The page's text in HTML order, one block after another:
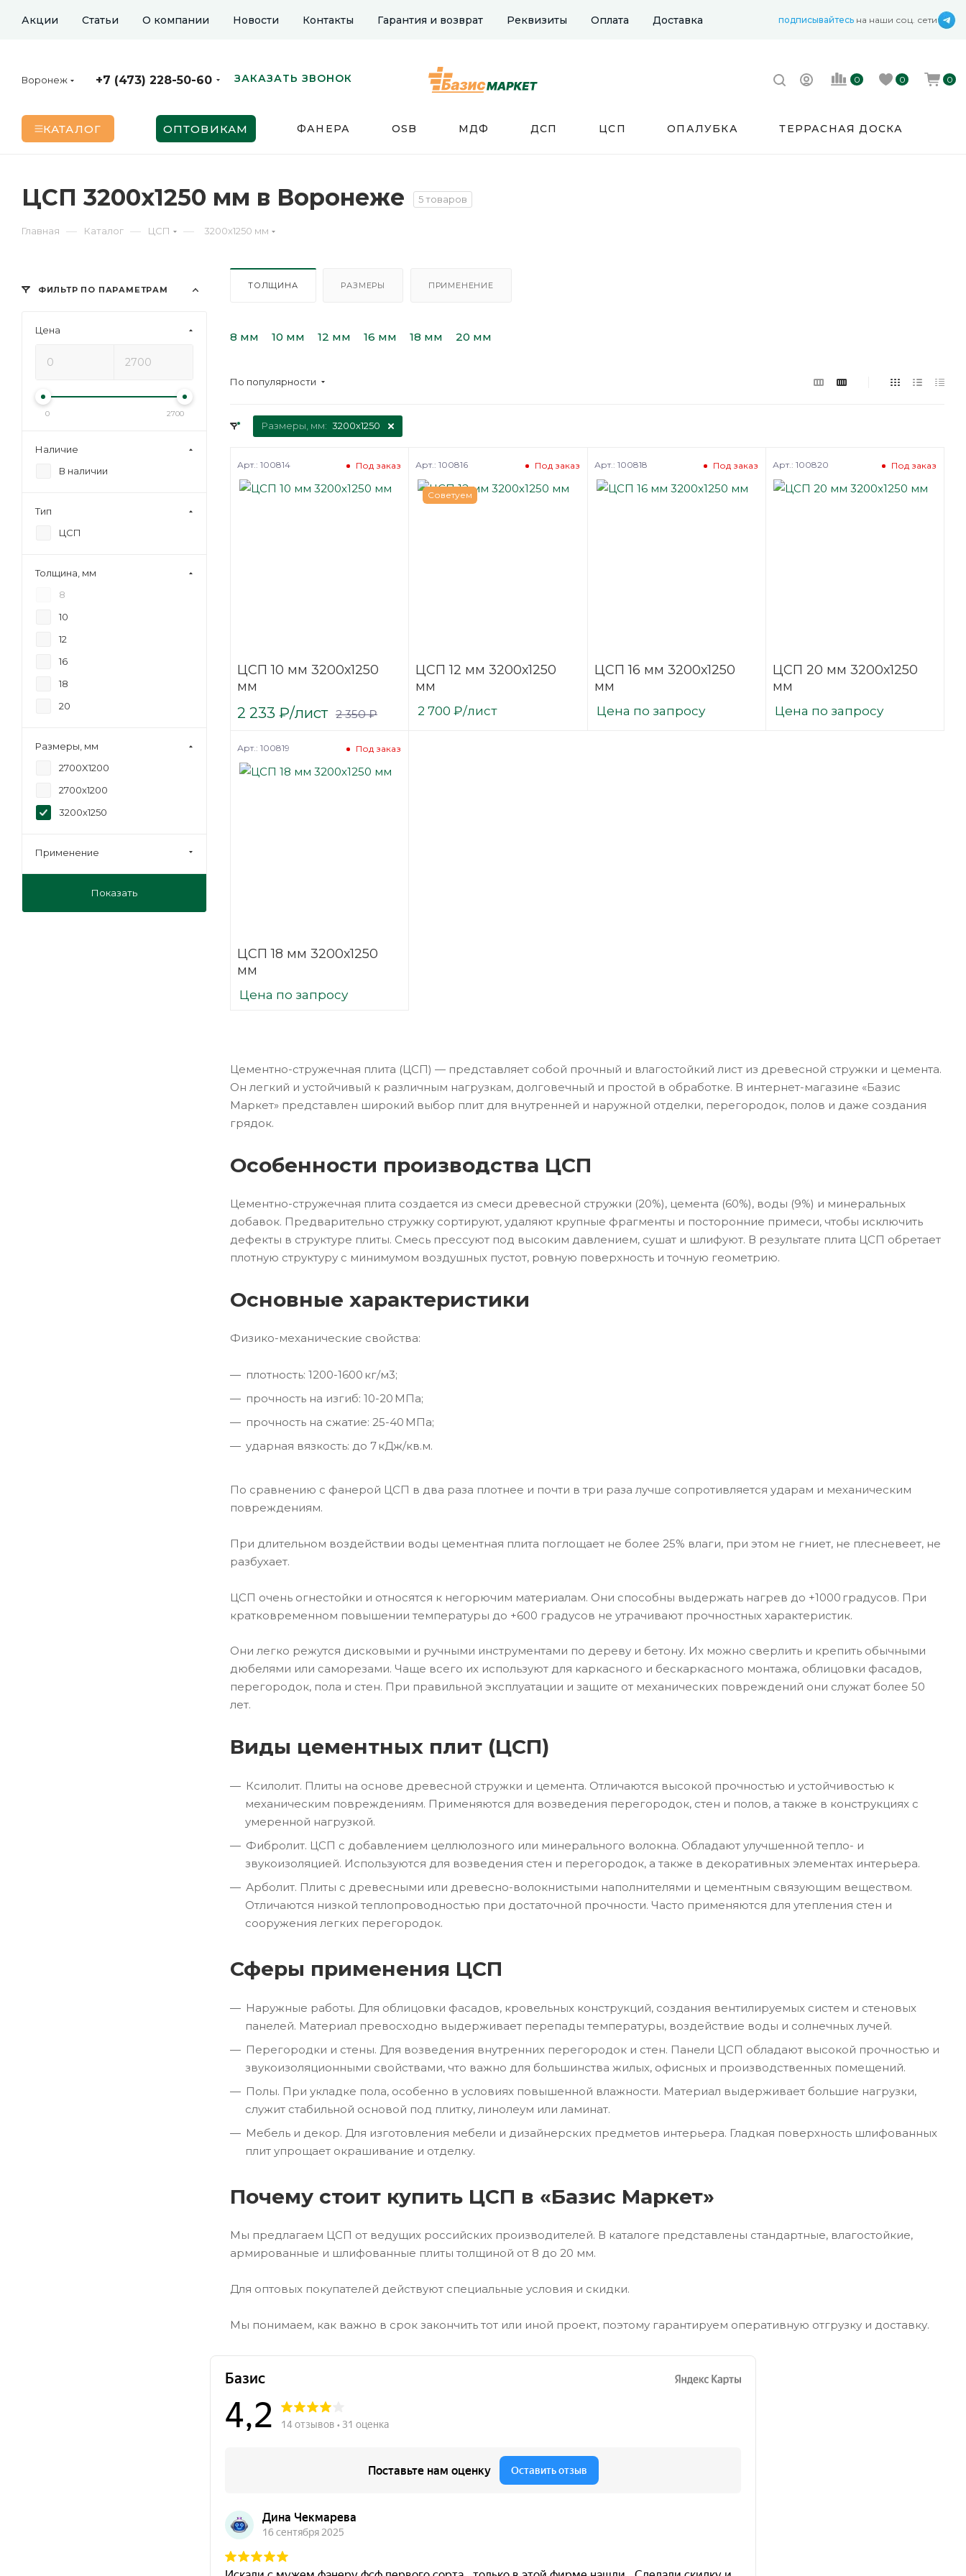
Акции Статьи О компании Новости Контакты Гарантия и возврат Реквизиты Оплата Доставка подписывайтесь на наши соц. сети
Воронеж +7 (473) 228-50-60 ЗАКАЗАТЬ ЗВОНОК 0 0 0
КАТАЛОГ ОПТОВИКАМ ФАНЕРА OSB МДФ ДСП ЦСП ОПАЛУБКА ТЕРРАСНАЯ ДОСКА
ЦСП 3200х1250 мм в Воронеже 5 товаров
Главная — Каталог — ЦСП — 3200х1250 мм
ТОЛЩИНА РАЗМЕРЫ ПРИМЕНЕНИЕ
8 мм 10 мм 12 мм 16 мм 18 мм 20 мм
По популярности
Размеры, мм: 3200х1250
ЦСП 10 мм 3200х1250
мм
Под заказ
Арт.: 100814
2 233 ₽/лист 2 350₽
Советуем
ЦСП 12 мм 3200х1250
мм
Под заказ
Арт.: 100816
2 700 ₽/лист
ЦСП 16 мм 3200х1250
мм
Под заказ
Арт.: 100818
Цена по запросу
ЦСП 20 мм 3200х1250
мм
Под заказ
Арт.: 100820
Цена по запросу
ЦСП 18 мм 3200х1250
мм
Под заказ
Арт.: 100819
Цена по запросу
Цементно-стружечная плита (ЦСП) — представляет собой прочный и влагостойкий лист из древесной стружки и цемента.
Он легкий и устойчивый к различным нагрузкам, долговечный и простой в обработке. В интернет-магазине «Базис
Маркет» представлен широкий выбор плит для внутренней и наружной отделки, перегородок, полов и даже создания
грядок.
Особенности производства ЦСП
Цементно-стружечная плита создается из смеси древесной стружки (20%), цемента (60%), воды (9%) и минеральных
добавок. Предварительно стружку сортируют, удаляют крупные фрагменты и посторонние примеси, чтобы исключить
дефекты в структуре плиты. Смесь прессуют под высоким давлением, сушат и шлифуют. В результате плита ЦСП обретает
плотную структуру с минимумом воздушных пустот, ровную поверхность и точную геометрию.
Основные характеристики
Физико-механические свойства:
плотность: 1200-1600 кг/м3;
прочность на изгиб: 10-20 МПа;
прочность на сжатие: 25-40 МПа;
ударная вязкость: до 7 кДж/кв.м.
По сравнению с фанерой ЦСП в два раза плотнее и почти в три раза лучше сопротивляется ударам и механическим
повреждениям.
При длительном воздействии воды цементная плита поглощает не более 25% влаги, при этом не гниет, не плесневеет, не
разбухает.
ЦСП очень огнестойки и относятся к негорючим материалам. Они способны выдержать нагрев до +1000 градусов. При
кратковременном повышении температуры до +600 градусов не утрачивают прочностных характеристик.
Они легко режутся дисковыми и ручными инструментами по дереву и бетону. Их можно сверлить и крепить обычными
дюбелями или саморезами. Чаще всего их используют для каркасного и бескаркасного монтажа, облицовки фасадов,
перегородок, пола и стен. При правильной эксплуатации и защите от механических повреждений они служат более 50
лет.
Виды цементных плит (ЦСП)
Ксилолит. Плиты на основе древесной стружки и цемента. Отличаются высокой прочностью и устойчивостью к
механическим повреждениям. Применяются для возведения перегородок, стен и полов, а также в конструкциях с
умеренной нагрузкой.
Фибролит. ЦСП с добавлением целлюлозного или минерального волокна. Обладают улучшенной тепло- и
звукоизоляцией. Используются для возведения стен и перегородок, а также в декоративных элементах интерьера.
Арболит. Плиты с древесными или древесно-волокнистыми наполнителями и цементным связующим веществом.
Отличаются низкой теплопроводностью при достаточной прочности. Часто применяются для утепления стен и
сооружения легких перегородок.
Сферы применения ЦСП
Наружные работы. Для облицовки фасадов, кровельных конструкций, создания вентилируемых систем и стеновых
панелей. Материал превосходно выдерживает перепады температуры, воздействие воды и солнечных лучей.
Перегородки и стены. Для возведения внутренних перегородок и стен. Панели ЦСП обладают высокой прочностью и
звукоизоляционными свойствами, что важно для большинства жилых, офисных и производственных помещений.
Полы. При укладке пола, особенно в условиях повышенной влажности. Материал выдерживает большие нагрузки,
служит стабильной основой под плитку, линолеум или ламинат.
Мебель и декор. Для изготовления мебели и дизайнерских предметов интерьера. Гладкая поверхность шлифованных
плит упрощает окрашивание и отделку.
Почему стоит купить ЦСП в «Базис Маркет»
Мы предлагаем ЦСП от ведущих российских производителей. В каталоге представлены стандартные, влагостойкие,
армированные и шлифованные плиты толщиной от 8 до 20 мм.
Для оптовых покупателей действуют специальные условия и скидки.
Мы понимаем, как важно в срок закончить тот или иной проект, поэтому гарантируем оперативную отгрузку и доставку.
ФИЛЬТР ПО ПАРАМЕТРАМ
Цена
0 2700
Наличие
В наличии
Тип
ЦСП
Толщина, мм
8
10
12
16
18
20
Размеры, мм
2700X1200
2700х1200
3200х1250
Применение
Показать